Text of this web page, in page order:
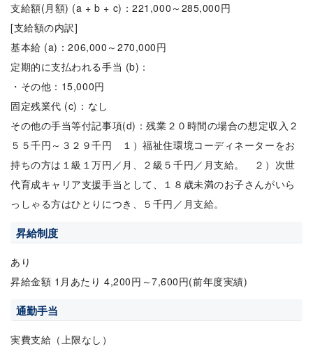
支給額(月額) (a + b + c)：221,000～285,000円
[支給額の内訳]
基本給 (a)：206,000～270,000円
定期的に支払われる手当 (b)：
・その他：15,000円
固定残業代 (c)：なし
その他の手当等付記事項(d)：残業２０時間の場合の想定収入２
５５千円～３２９千円 １）福祉住環境コーディネーターをお
持ちの方は１級１万円／月、２級５千円／月支給。 ２）次世
代育成キャリア支援手当として、１８歳未満のお子さんがいら
っしゃる方はひとりにつき、５千円／月支給。
昇給制度
あり
昇給金額 1月あたり 4,200円～7,600円(前年度実績)
通勤手当
実費支給（上限なし）